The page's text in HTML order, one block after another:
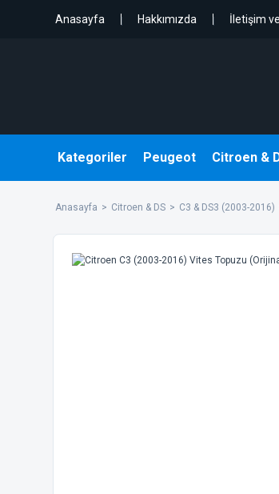
Anasayfa Hakkımızda İletişim
Kategoriler Peugeot Citroen &
Anasayfa Citroen & DS C3 & DS3 (2003-2016)